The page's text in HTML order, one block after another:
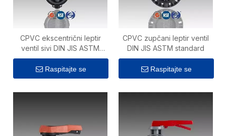
CPVC ekscentrični leptir
ventil sivi DIN JIS ASTM
standard za kemijsku
industriju
Raspitajte se
CPVC zupčani leptir ventil
DIN JIS ASTM standard
Raspitajte se